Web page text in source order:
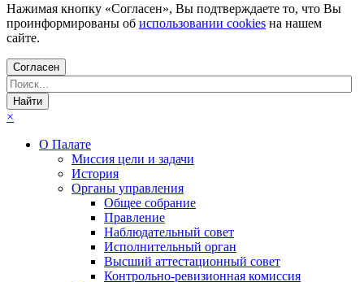
Нажимая кнопку «Согласен», Вы подтверждаете то, что Вы
проинформированы об использовании cookies на нашем
сайте.
Согласен
×
О Палате
Миссия цели и задачи
История
Органы управления
Общее собрание
Правление
Наблюдательный совет
Исполнительный орган
Высший аттестационный совет
Контрольно-ревизионная комиссия